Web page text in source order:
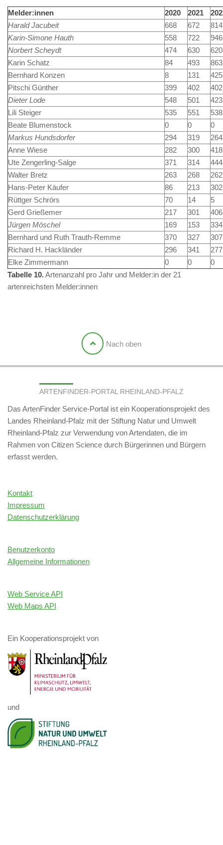
Melder:innen 2020 2021
Harald Jacubeit
668 672
814
Karin-Simone Hauth
558 722
946
Norbert Scheydt
474 630
620
Karin Schatz
84 493
863
Bernhard Konzen
8 131
425
Pitschi Günther
399 402
402
Dieter Lode
548 501
423
Lili Steiger
535 551
538
Beate Blumenstock
0 0
0
Markus Hundsdorfer
294 319
264
Anne Wiese
282 300
418
Ute Zengerling-Salge
371 314
444
Walter Bretz
263 268
262
Hans-Peter Käufer
86 213
302
Rüttger Schrörs
70 14
5
Gerd Grießemer
217 301
406
Jürgen Möschel
169 153
334
Bernhard und Ruth Trauth-Remme
370 327
307
Richard H. Hackländer
296 341
277
Elke Zimmermann
0 0
0
Tabelle 10.Artenanzahl pro Jahr und Melder:in der 21
artenreichsten Melder:innen
Nach oben
ARTENFINDER-PORTAL RHEINLAND-PFALZ
Das ArtenFinder Service-Portal ist ein Kooperationsprojekt des
Landes Rheinland-Pfalz mit der Stiftung Natur und Umwelt
Rheinland-Pfalz zur Verwendung von Artendaten, die im
Rahmen von Citizen Science durch Bürgerinnen und Bürgern
erfasst werden.
Kontakt
Impressum
Datenschutzerklärung
Benutzerkonto
Allgemeine Informationen
Web Service API
Web Maps API
Ein Kooperationsprojekt von
und